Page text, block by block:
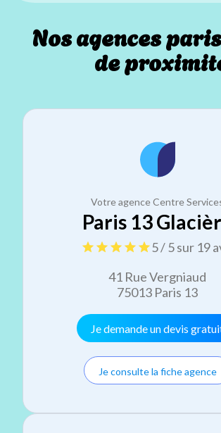
Nos agences
de
Votre agence Centre
Paris 13
5 / 5 sur 19
41 Rue Vergniaud
75013 Paris 13
Je demande un devis
Je consulte la fiche agence